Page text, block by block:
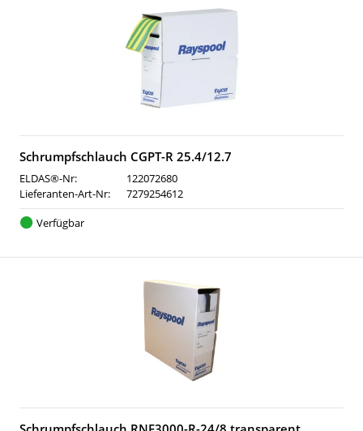
Schrumpfschlauch CGPT-R 25.4/12.7
ELDAS®-Nr:
122072680
Lieferanten-Art-Nr:
7279254612
Verfügbar